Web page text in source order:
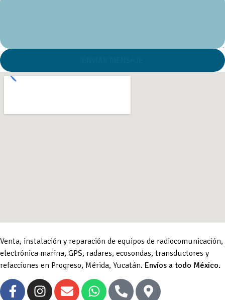
Venta, instalación y reparación de equipos de radiocomunicación,
electrónica marina, GPS, radares, ecosondas, transductores y
refacciones en Progreso, Mérida, Yucatán. Envíos a todo México.